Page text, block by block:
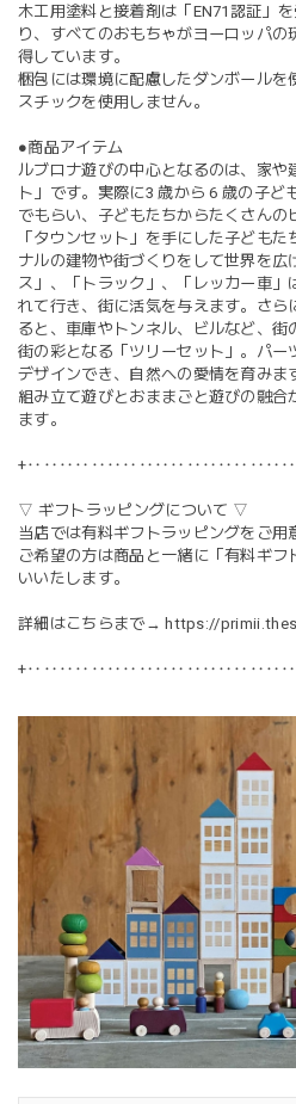
木工用塗料と接着剤は「EN71認証」
り、すべてのおもちゃがヨーロッパの
得しています。
梱包には環境に配慮したダンボールを
スチックを使用しません。
●商品アイテム
ルブロナ遊びの中心となるのは、家や
ト」です。実際に3 歳から 6 歳の子
でもらい、子どもたちからたくさんの
「タウンセット」を手にした子ども
ナルの建物や街づくりをして世界を広
ス」、「トラック」、「レッカー車
れて行き、街に活気を与えます。さら
ると、車庫やトンネル、ビルなど、街
街の彩となる「ツリーセット」。パー
デザインでき、自然への愛情を育みま
組み立て遊びとおままごと遊びの融
ます。
▽ ギフトラッピングについて ▽
当店では有料ギフトラッピングをご用
ご希望の方は商品と一緒に「有料ギ
いいたします。
詳細はこちらまで→ https://